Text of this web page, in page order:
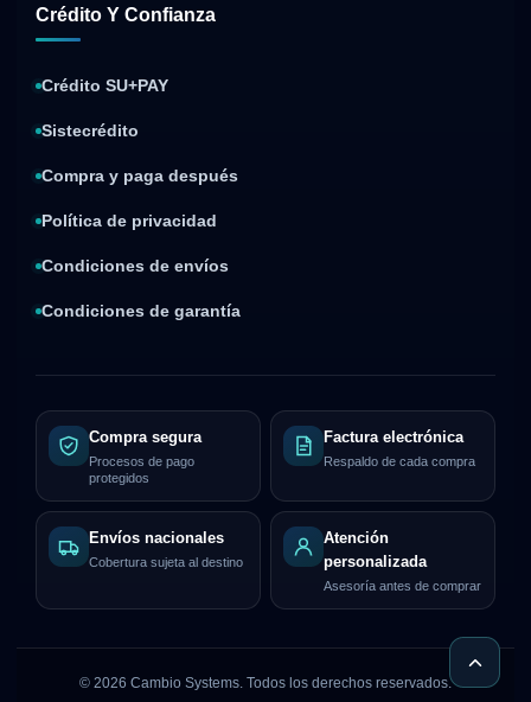
Crédito Y Confianza
Crédito SU+PAY
Sistecrédito
Compra y paga después
Política de privacidad
Condiciones de envíos
Condiciones de garantía
Compra segura
Procesos de pago
protegidos
Factura electrónica
Respaldo de cada compra
Envíos nacionales
Cobertura sujeta al destino
Atención
personalizada
Asesoría antes de comprar
© 2026 Cambio Systems. Todos los derechos reservados.